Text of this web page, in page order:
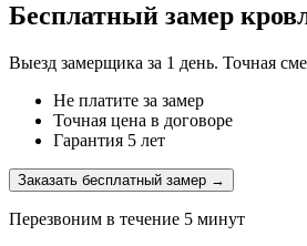
Бесплатный замер
Выезд замерщика за 1 день. Точная
Не платите за замер
Точная цена в договоре
Гарантия 5 лет
Заказать бесплатный замер →
Перезвоним в течение 5 минут